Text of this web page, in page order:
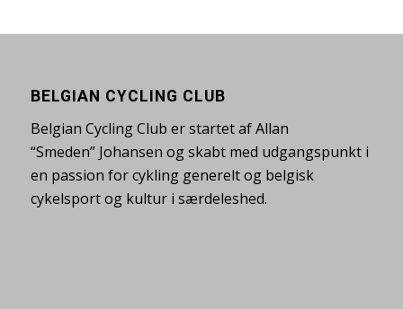
BELGIAN CYCLING CLUB
Belgian Cycling Club er startet af Allan
“Smeden” Johansen og skabt med udgangspunkt i
en passion for cykling generelt og belgisk
cykelsport og kultur i særdeleshed.